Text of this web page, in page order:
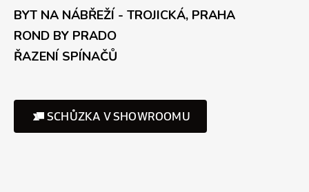
BYT NA NÁBŘEŽÍ - TROJICKÁ, PRAHA
ROND BY PRADO
ŘAZENÍ SPÍNAČŮ
SCHŮZKA V SHOWROOMU